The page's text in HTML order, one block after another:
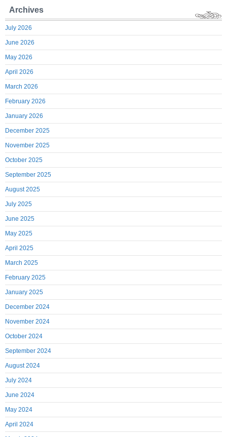
Archives
July 2026
June 2026
May 2026
April 2026
March 2026
February 2026
January 2026
December 2025
November 2025
October 2025
September 2025
August 2025
July 2025
June 2025
May 2025
April 2025
March 2025
February 2025
January 2025
December 2024
November 2024
October 2024
September 2024
August 2024
July 2024
June 2024
May 2024
April 2024